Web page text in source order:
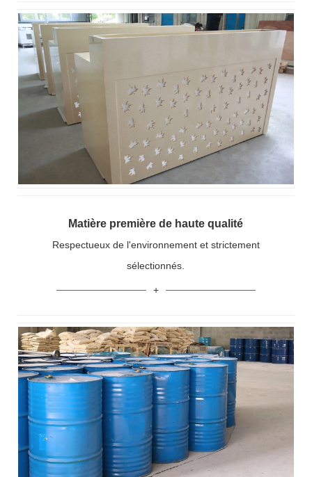
Matière première de haute qualité
Respectueux de l'environnement et strictement
sélectionnés.